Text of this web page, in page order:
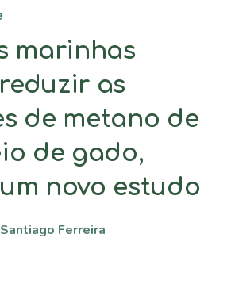
marinhas
as
de metano de
de gado,
novo estudo
Santiago Ferreira